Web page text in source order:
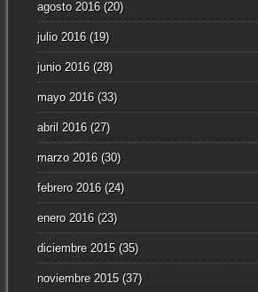
agosto 2016(20)
julio 2016(19)
junio 2016(28)
mayo 2016(33)
abril 2016(27)
marzo 2016(30)
febrero 2016(24)
enero 2016(23)
diciembre 2015(35)
noviembre 2015(37)